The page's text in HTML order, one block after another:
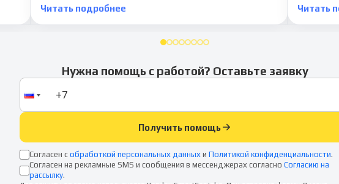
Читать подробнее
Читать
Нужна помощь с работой? Оставьте заявку
Получить помощь
Согласен с обработкой персональных данных и Политикой конфиденциальности.
Согласен на рекламные SMS и сообщения в мессенджерах согласно Согласию на
рассылку.